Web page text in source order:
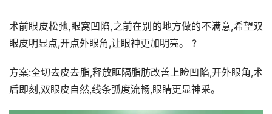
术前眼皮松弛,眼窝凹陷,之前在别的地方做的不满意,希望双
眼皮明显点,开点外眼角,让眼神更加明亮。 ?
方案:全切去皮去脂,释放眶隔脂肪改善上睑凹陷,开外眼角,术
后即刻,双眼皮自然,线条弧度流畅,眼睛更显神采。